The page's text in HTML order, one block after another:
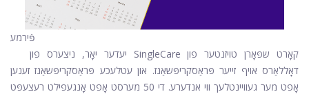
פֿירמע
יעדער יאָר, ניצערס פון SingleCare קאָרט שפּאָרן טויזנטער פון
דאָללאַרס אויף זייער פּראַסקריפּשאַנז. און עטלעכע פּראַסקריפּשאַנז זענען
אָפט מער געוויינטלעך ווי אנדערע. די 50 מערסט אָפט אָנגעפילט רעצעפּט